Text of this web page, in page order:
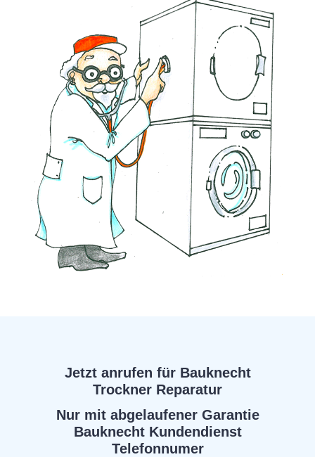
Jetzt anrufen für Bauknecht
Trockner Reparatur
Nur mit abgelaufener Garantie
Bauknecht Kundendienst
Telefonnumer